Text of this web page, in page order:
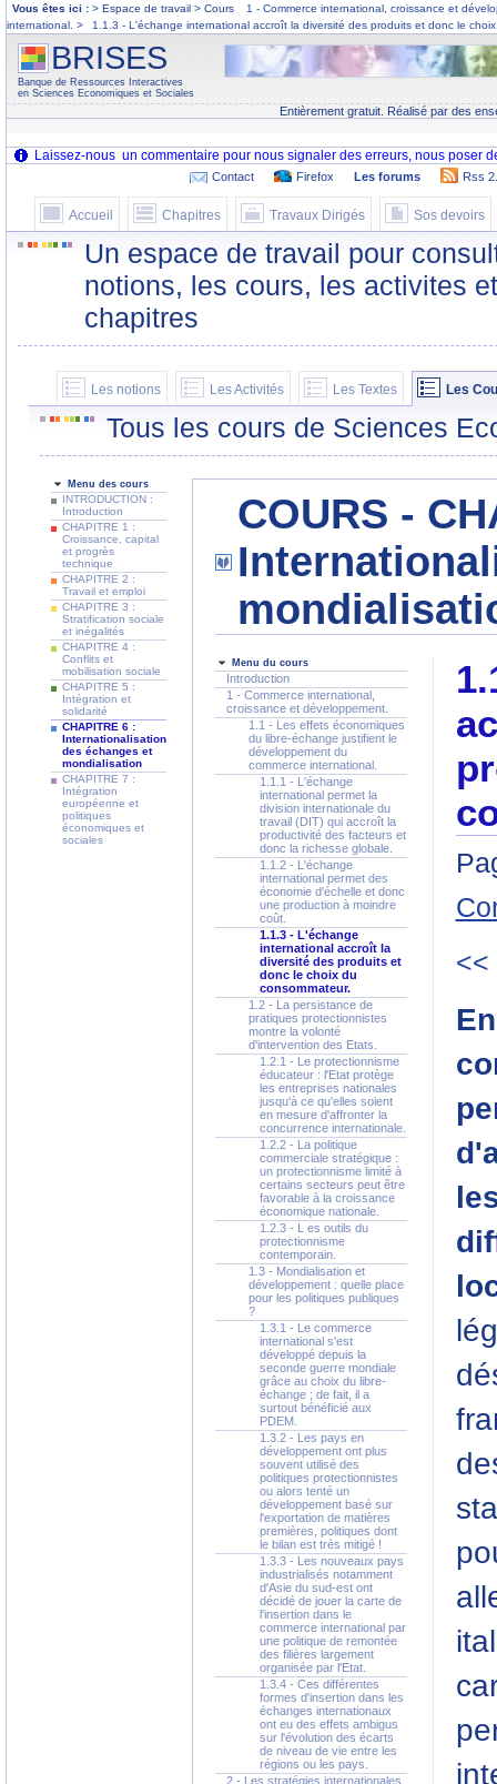
Vous êtes ici : > Espace de travail > Cours
1 - Commerce international, croissance et
international. > 1.1.3 - L'échange international accroît la diversité des produits et donc le
BRISES
Banque de Ressources Interactives
en Sciences Economiques et Sociales
Entièrement gratuit. Réalisé par des
Contact Firefox Les forums Rss
Accueil Chapitres Travaux Dirigés Sos devoirs
Un espace de travail pour
notions, les cours, les activites
chapitres
Les notions Les Activités Les Textes Les
Tous les cours de Sciences
Menu des cours
INTRODUCTION :
Introduction
CHAPITRE 1 :
Croissance, capital
et progrès
technique
CHAPITRE 2 :
Travail et emploi
CHAPITRE 3 :
Stratification sociale
et inégalités
CHAPITRE 4 :
Conflits et
mobilisation sociale
CHAPITRE 5 :
Intégration et
solidarité
CHAPITRE 6 :
Internationalisation
des échanges et
mondialisation
CHAPITRE 7 :
Intégration
européenne et
politiques
économiques et
sociales
COURS -
Menu du cours
Introduction
1 - Commerce international,
croissance et développement.
1.1 - Les effets économiques
du libre-échange justifient le
développement du
commerce international.
1.1.1 - L'échange
international permet la
division internationale du
travail (DIT) qui accroît la
productivité des facteurs et
donc la richesse globale.
1.1.2 - L'échange
international permet des
économie d'échelle et donc
une production à moindre
coût.
1.1.3 - L'échange
international accroît la
diversité des produits et
donc le choix du
consommateur.
1.2 - La persistance de
pratiques protectionnistes
montre la volonté
d'intervention des Etats.
1.2.1 - Le protectionnisme
éducateur : l'Etat protège
les entreprises nationales
jusqu'à ce qu'elles soient
en mesure d'affronter la
concurrence internationale.
1.2.2 - La politique
commerciale stratégique :
un protectionnisme limité à
certains secteurs peut être
favorable à la croissance
économique nationale.
1.2.3 - L es outils du
protectionnisme
contemporain.
1.3 - Mondialisation et
développement : quelle place
pour les politiques publiques
?
1.3.1 - Le commerce
international s'est
développé depuis la
seconde guerre mondiale
grâce au choix du libre-
échange ; de fait, il a
surtout bénéficié aux
PDEM.
1.3.2 - Les pays en
développement ont plus
souvent utilisé des
politiques protectionnistes
ou alors tenté un
développement basé sur
l'exportation de matières
premières, politiques dont
le bilan est très mitigé !
1.3.3 - Les nouveaux pays
industrialisés notamment
d'Asie du sud-est ont
décidé de jouer la carte de
l'insertion dans le
commerce international par
une politique de remontée
des filières largement
organisée par l'Etat.
1.3.4 - Ces différentes
formes d'insertion dans les
échanges internationaux
ont eu des effets ambigus
sur l'évolution des écarts
de niveau de vie entre les
régions ou les pays.
2 - Les stratégies internationales
<<